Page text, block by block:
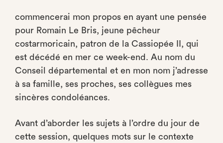
commencerai mon propos en ayant une pensée
pour Romain Le Bris, jeune pêcheur
costarmoricain, patron de la Cassiopée II, qui
est décédé en mer ce week-end. Au nom du
Conseil départemental et en mon nom j’adresse
à sa famille, ses proches, ses collègues mes
sincères condoléances.
Avant d’aborder les sujets à l’ordre du jour de
cette session, quelques mots sur le contexte